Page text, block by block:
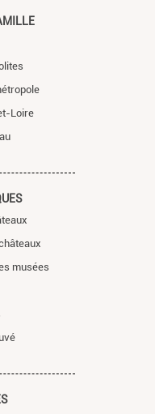
Loire
musées